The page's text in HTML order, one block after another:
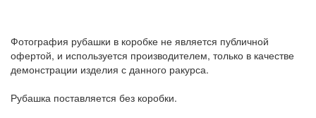
Фотография рубашки в коробке не является публичной
офертой, и используется производителем, только в качестве
демонстрации изделия с данного ракурса.
Рубашка поставляется без коробки.